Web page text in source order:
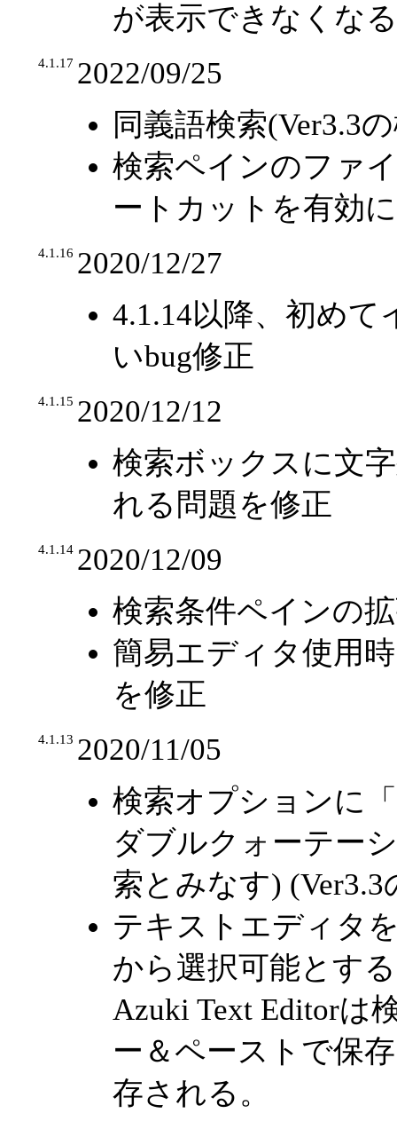
が表示できなくな
4.1.17 2022/09/25
同義語検索(Ver3.3
検索ペインのファ
ートカットを有効
4.1.16 2020/12/27
4.1.14以降、初め
いbug修正
4.1.15 2020/12/12
検索ボックスに文
れる問題を修正
4.1.14 2020/12/09
検索条件ペインの
簡易エディタ使用
を修正
4.1.13 2020/11/05
検索オプションに
ダブルクォーテー
索とみなす) (Ver3.3
テキストエディタ
から選択可能とす
Azuki Text Editorは
ー＆ペーストで保
存される。